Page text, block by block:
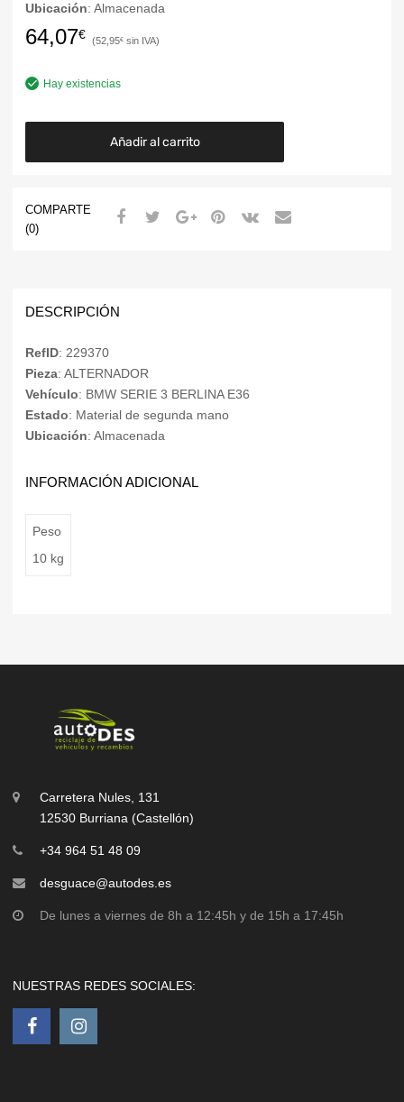
Ubicación: Almacenada
64,07€ 52,95€
Hay existencias
Añadir al carrito
COMPARTE
(0)
DESCRIPCIÓN
RefID: 229370
Pieza: ALTERNADOR
Vehículo: BMW SERIE 3 BERLINA E36
Estado: Material de segunda mano
Ubicación: Almacenada
INFORMACIÓN ADICIONAL
Peso
10 kg
Carretera Nules, 131
12530 Burriana (Castellón)
+34 964 51 48 09
desguace@autodes.es
De lunes a viernes de 8h a 12:45h y de 15h a 17:45h
NUESTRAS REDES SOCIALES: